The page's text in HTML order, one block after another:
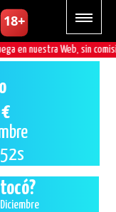
en nuestra Web, sin